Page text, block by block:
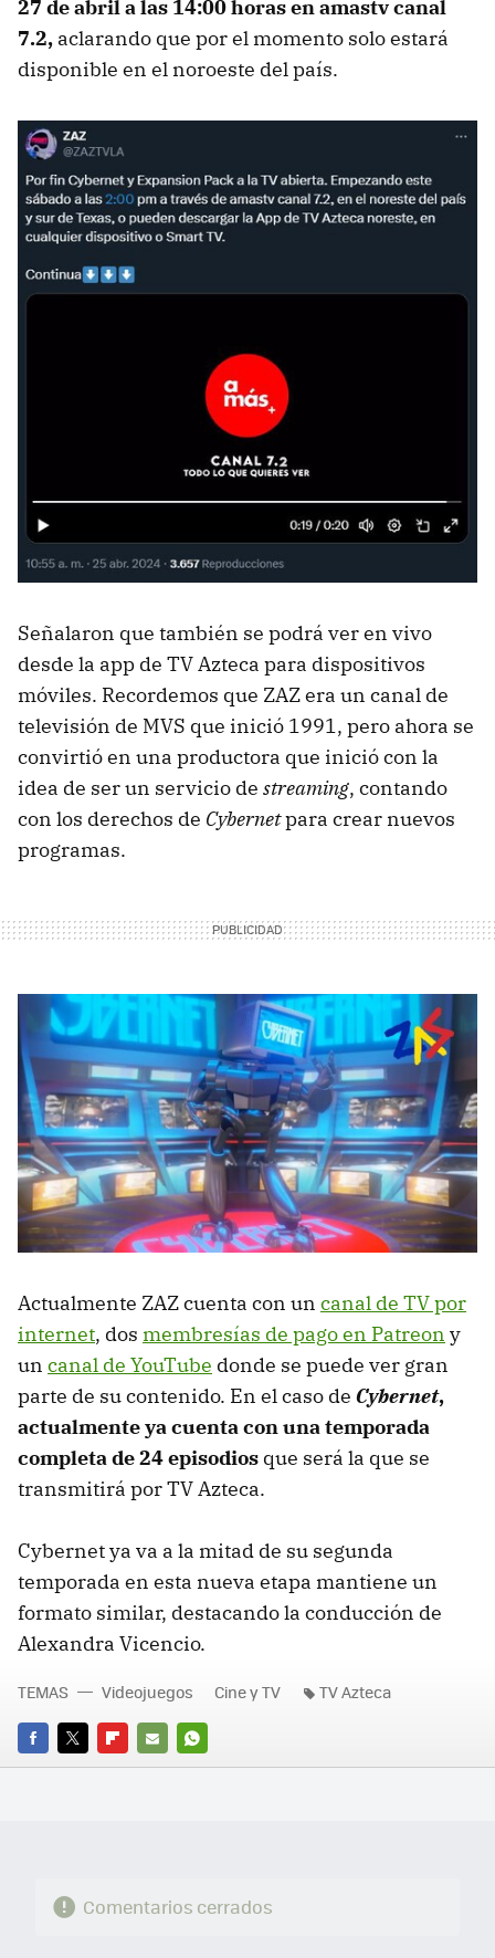
27 de abril a las 14:00 horas en amastv canal
7.2, aclarando que por el momento solo estará
disponible en el noroeste del país.
Señalaron que también se podrá ver en vivo
desde la app de TV Azteca para dispositivos
móviles. Recordemos que ZAZ era un canal de
televisión de MVS que inició 1991, pero ahora se
convirtió en una productora que inició con la
idea de ser un servicio de streaming, contando
con los derechos de Cybernetpara crear nuevos
programas.
Actualmente ZAZ cuenta con un canal de TV por
internet, dos membresías de pago en Patreon y
un canal de YouTube donde se puede ver gran
parte de su contenido. En el caso de Cybernet,
actualmente ya cuenta con una temporada
completa de 24 episodios que será la que se
transmitirá por TV Azteca.
Cybernet ya va a la mitad de su segunda
temporada en esta nueva etapa mantiene un
formato similar, destacando la conducción de
Alexandra Vicencio.
FACEBOOK
TWITTERFLIPBOARD
E-
WHATSAPP
TEMAS Videojuegos Cine y TV TV Azteca
Comentarios cerrados